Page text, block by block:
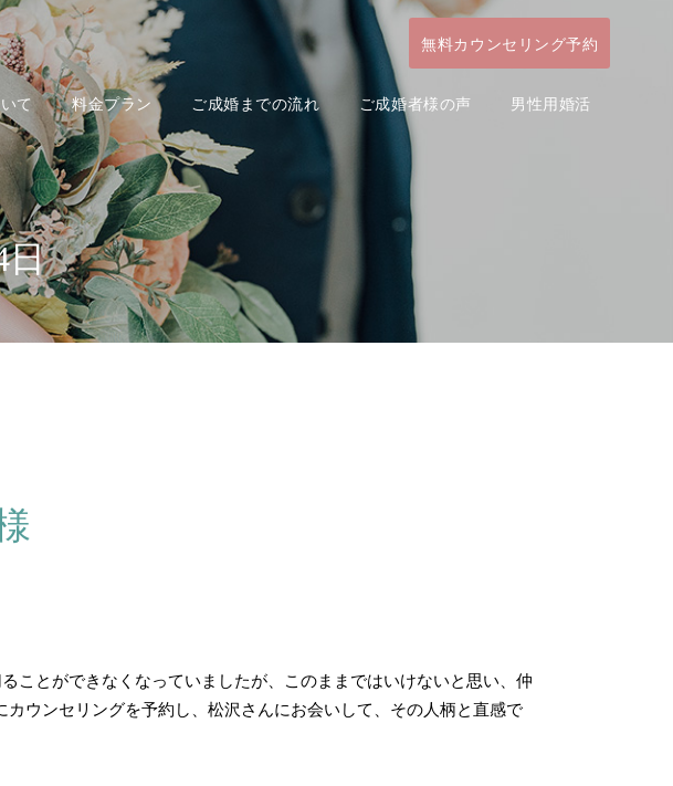
日
ことができなくなっていましたが、このままではいけないと思い、仲
ウンセリングを予約し、松沢さんにお会いして、その人柄と直感で
無料カウンセリング予約
て 料金プラン ご成婚までの流れ ご成婚者様の声 男性用婚活